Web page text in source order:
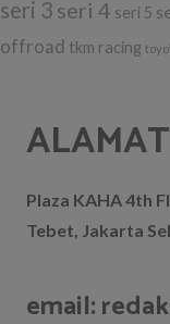
seri 3 seri 4 seri 5
offroad tkm racing
Plaza KAHA 4th
Tebet, Jakarta
email: